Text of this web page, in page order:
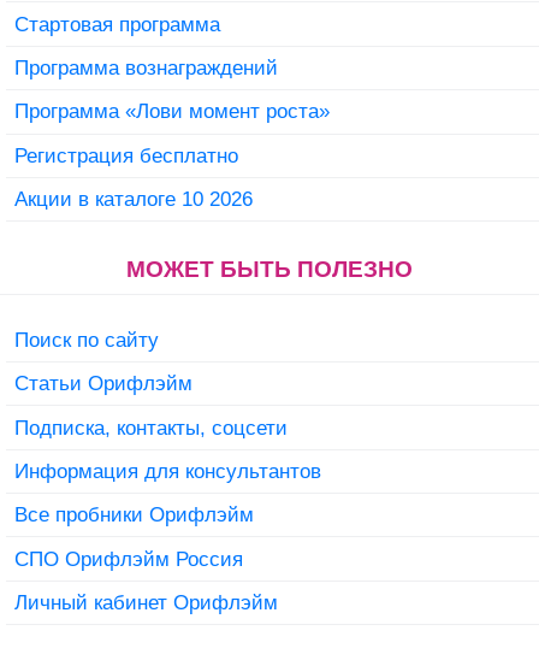
Стартовая программа
Программа вознаграждений
Программа «Лови момент роста»
Регистрация бесплатно
Акции в каталоге 10 2026
МОЖЕТ БЫТЬ ПОЛЕЗНО
Поиск по сайту
Статьи Орифлэйм
Подписка, контакты, соцсети
Информация для консультантов
Все пробники Орифлэйм
СПО Орифлэйм Россия
Личный кабинет Орифлэйм